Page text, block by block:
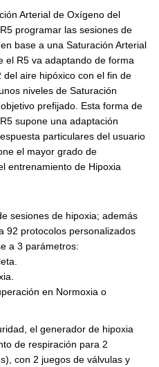
Arterial de Oxígeno del
programar las sesiones de
base a una Saturación Arterial
el R5 va adaptando de forma
aire hipóxico con el fin de
niveles de Saturación
prefijado. Esta forma de
supone una adaptación
particulares del usuario
el mayor grado de
entrenamiento de Hipoxia
sesiones de hipoxia; además
92 protocolos personalizados
a 3 parámetros:
en Normoxia o
el generador de hipoxia
de respiración para 2
con 2 juegos de válvulas y